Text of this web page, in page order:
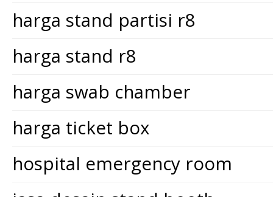
harga stand partisi r8
harga stand r8
harga swab chamber
harga ticket box
hospital emergency room